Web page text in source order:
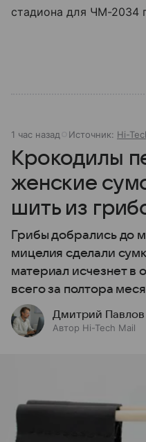
стадиона для ЧМ-2034
1 час назад Источник: Hi-
Крокодилы
женские
шить из
Грибы добрались до
мицелия сделали
материал исчезнет в
всего за полтора
Дмитрий Павлов
Автор Hi-Tech Mail